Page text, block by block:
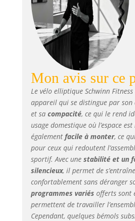
par
appli
zones
Mon avis sur ce
Le vélo elliptique Schwinn Fitness
appareil qui se distingue par son
et sa compacité, ce qui le rend
usage domestique où l’espace
également facile à monter, ce
pour ceux qui redoutent
sportif. Avec une stabilité et un
silencieux, il permet de
confortablement sans déranger
programmes variés offerts sont
permettent de travailler
Cependant, quelques bémols